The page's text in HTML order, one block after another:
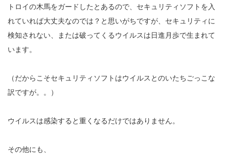
トロイの木馬をガードしたとあるので、セキュリティソフトを入
れていれば大丈夫なのでは？と思いがちですが、セキュリティに
検知されない、または破ってくるウイルスは日進月歩で生まれて
います。
（だからこそセキュリティソフトはウイルスとのいたちごっこな
訳ですが。。）
ウイルスは感染すると重くなるだけではありません。
その他にも、